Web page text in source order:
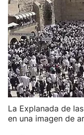
La Explanada de
en una imagen de